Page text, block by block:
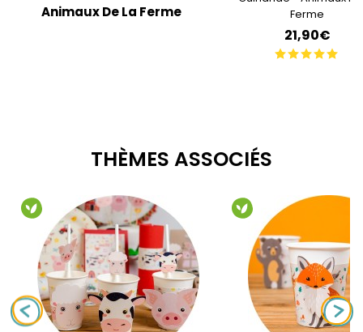
Animaux De La Ferme
Ferme
21,90€
THÈMES ASSOCIÉS